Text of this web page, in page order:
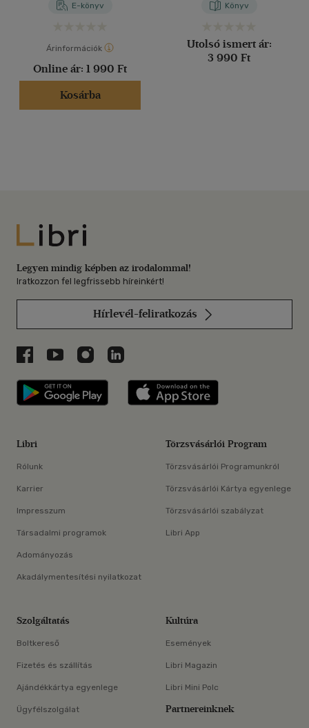
E-könyv
Árinformációk
Online ár: 1 990 Ft
Kosárba
Könyv
Utolsó ismert ár:
3 990 Ft
Libri
Legyen mindig képben az irodalommal!
Iratkozzon fel legfrissebb híreinkért!
Hírlevél-feliratkozás
Libri a Facebookon
Libri a Youtube-on
Libri az Instagramon
Libri a LinkedInen
Libri applikáció Szerezd meg: Google
Libri
Rólunk
Karrier
Impresszum
Társadalmi programok
Adományozás
Akadálymentesítési nyilatkozat
Törzsvásárlói Program
Törzsvásárlói Programunkról
Törzsvásárlói Kártya egyenlege
Törzsvásárlói szabályzat
Libri App
Szolgáltatás
Boltkereső
Fizetés és szállítás
Ajándékkártya egyenlege
Ügyfélszolgálat
Kultúra
Események
Libri Magazin
Libri Mini Polc
Partnereinknek